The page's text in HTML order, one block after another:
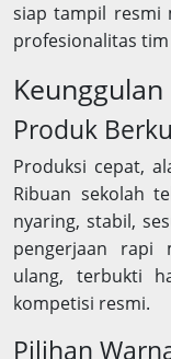
siap tampil resmi
profesionalitas
Produk
Produksi cepat,
Ribuan sekolah
nyaring, stabil,
pengerjaan rapi
ulang, terbukti
kompetisi resmi.
Pilihan